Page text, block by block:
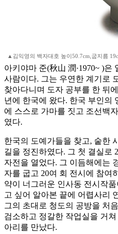
▲김익영의 백자대호 높이50.7cm,굽지름
아키야마 준(秋山 潤·1970~ )
사람이다. 그는 우연한 계기로
찾아다니며 도자 공부를 한 뒤
년에 한국에 왔다. 한국 부인의
에 스스로 가마를 짓고 조선백
였다.
한국의 도예가들을 찾고, 숱한
길을 정진하였다. 그 첫 결실로
자전을 열었다. 그 이듬해에는
자를 굽고 20여 회 전시에 참여
약이 너그러운 인사동 전시작
고 싶어 알아본 끝에 어렵사리
그의 초대로 청도의 공방을 처
검소하고 정갈한 작업실을 거
아리를 만났다.